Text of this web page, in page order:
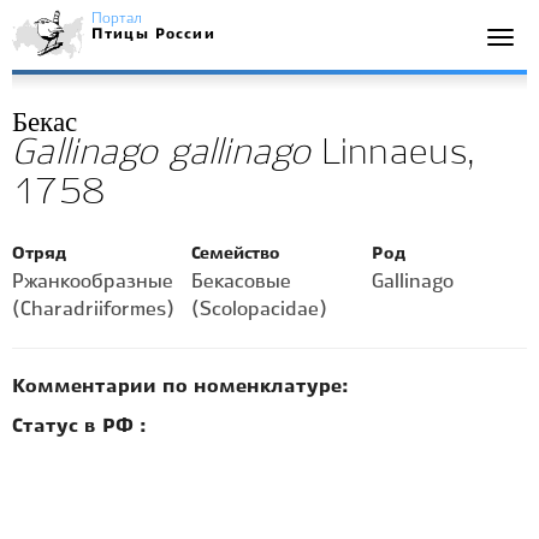
Портал
Птицы России
Бекас
Gallinago gallinagoLinnaeus,
1758
Отряд
Ржанкообразные
(Charadriiformes)
Семейство
Бекасовые
(Scolopacidae)
Род
Gallinago
Комментарии по номенклатуре:
Статус в РФ :